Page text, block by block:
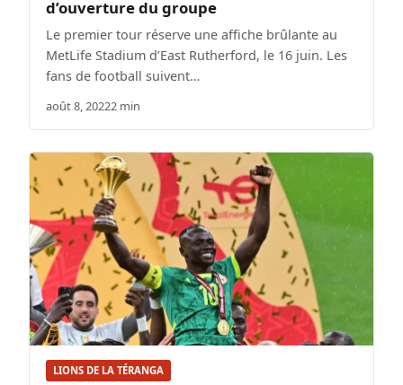
d’ouverture du groupe
Le premier tour réserve une affiche brûlante au
MetLife Stadium d’East Rutherford, le 16 juin. Les
fans de football suivent…
août 8, 20222 min
LIONS DE LA TÉRANGA